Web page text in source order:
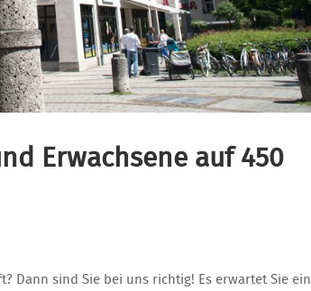
Erwachsene auf 450
Dann sind Sie bei uns richtig! Es erwartet Sie ein